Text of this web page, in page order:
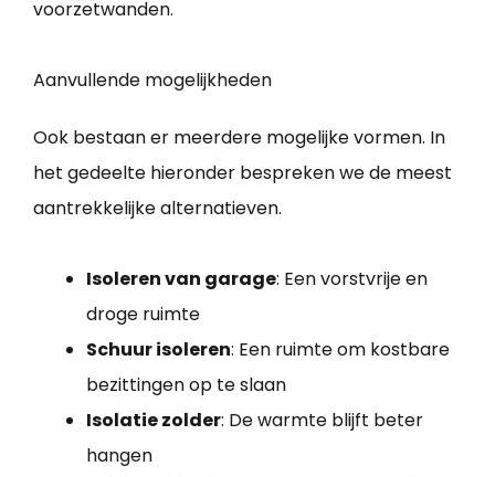
voorzetwanden.
Aanvullende mogelijkheden
Ook bestaan er meerdere mogelijke vormen. In
het gedeelte hieronder bespreken we de meest
aantrekkelijke alternatieven.
Isoleren van garage: Een vorstvrije en
droge ruimte
Schuur isoleren: Een ruimte om kostbare
bezittingen op te slaan
Isolatie zolder: De warmte blijft beter
hangen